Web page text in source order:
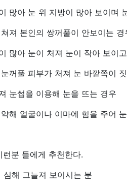
많아 눈 위 지방이 많아 보이며
져 본인의 쌍꺼풀이 안보이는 경
많아 눈이 처져 눈이 작아 보이
꺼풀 피부가 처져 눈 바깥쪽이
눈썹을 이용해 눈을 뜨는 경우
해 얼굴이나 이마에 힘을 주어
분 들에게 추천한다.
해 그늘져 보이시는 분